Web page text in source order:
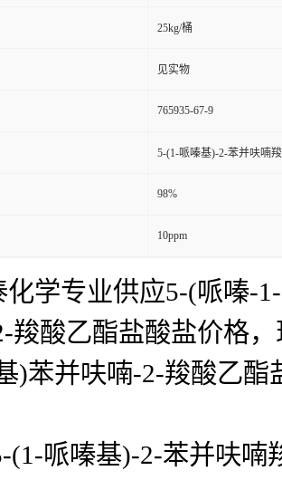
25kg/桶
见实物
765935-67-9
5-(1-哌嗪基)-2-苯并呋喃
98%
10ppm
化学专业供应5-(哌嗪-
羧酸乙酯盐酸盐价格
)苯并呋喃-2-羧酸乙
(1-哌嗪基)-2-苯并呋喃